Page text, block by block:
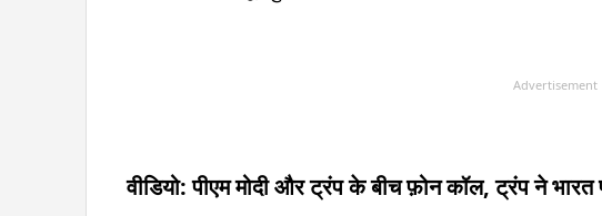
Advertisement
वीडियो: पीएम मोदी और ट्रंप के बीच फ़ोन कॉल, ट्रंप ने